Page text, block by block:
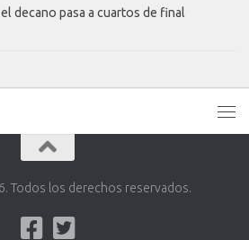
decano pasa a cuartos de final
Todos los derechos reservados.